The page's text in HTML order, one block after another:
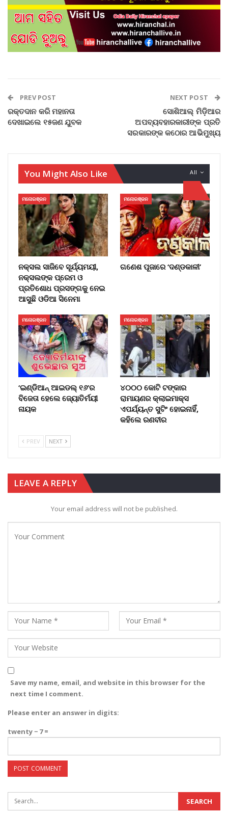
PREV POST
ରକ୍ତଦାନ କରି ମହାନତା
ଦେଖାଇଲେ ୧୫ଜଣ ଯୁବକ
NEXT POST
ସୋଶିଆଲ୍ ମିଡ଼ିଆର
ଅପବ୍ୟବହାରକାରୀଙ୍କ ପ୍ରତି
ସରକାରଙ୍କ କଠୋର ଆଭିମୁଖ୍ୟ
All
You Might Also Like
ମନୋରଞ୍ଜନ
ନକ୍ସଲ ସାଜିବେ ସୂର୍ଯ୍ୟମୟୀ,
ନକ୍ସଲଙ୍କ ପ୍ରେମ ଓ
ପ୍ରତିଶୋଧ ପ୍ରସଙ୍ଗକୁ ନେଇ
ଆସୁଛି ଓଡିଆ ସିନେମା
ମନୋରଞ୍ଜନ
ଗଣେଶ ପୂଜାରେ ‘ଦଣ୍ଡକାଳୀ’
ମନୋରଞ୍ଜନ
‘ଇଣ୍ଡିଆନ୍ ଆଇଡଲ୍ ୧୬’ର
ବିଜେତା ହେଲେ ଜ୍ୟୋତିର୍ମୟୀ
ନାୟକ
ମନୋରଞ୍ଜନ
୪୦୦୦ କୋଟି ଟଙ୍କାର
ରାମାୟଣର କ୍ଲାଇମାକ୍ସ
ଏପର୍ଯ୍ୟନ୍ତ ସୁଟିଂ ହୋଇନାହିଁ,
କହିଲେ ରଣବୀର
PREV NEXT
LEAVE A REPLY
Your email address will not be published.
Save my name, email, and website in this browser for the
next time I comment.
Please enter an answer in digits:
twenty − 7 =